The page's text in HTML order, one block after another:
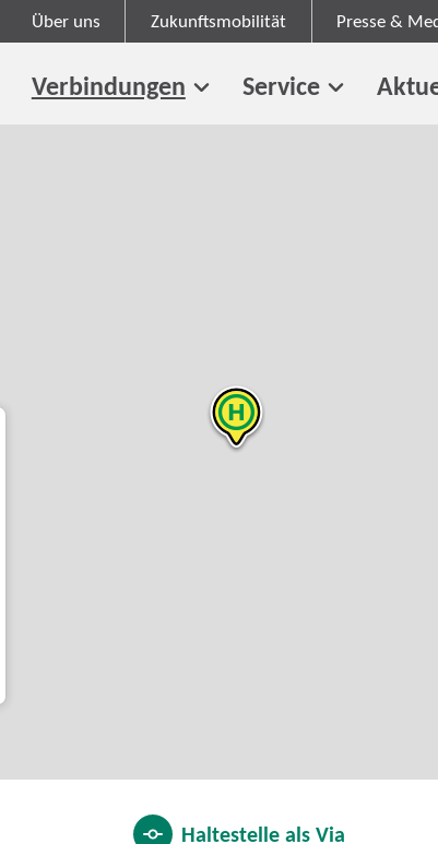
Über uns Zukunftsmobilität Presse &
Verbindungen Service
Haltestelle alsVia